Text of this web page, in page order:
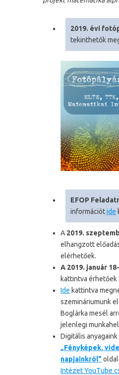
2019. évi
tekinthetők
EFOP
információtide
A 2019.
elhangzott
elérhetőek.
A 2019. január
kattintva érhetőek
Ide kattintva
szemináriumunk
Boglárka mesél
jelenlegi
Digitális
„Fényképek,
napjainkról”
Intézet YouTube